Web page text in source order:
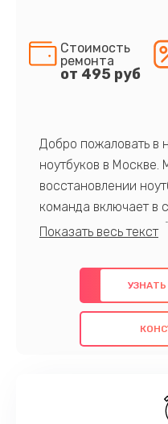
Стоимость
ремонта
от 495 руб
Добро пожаловать в
ноутбуков в
восстановлении
команда включает в
профессионалов с
предлагаем
использованием
также гарантируем
проведенных работ.
наилучшим образом.